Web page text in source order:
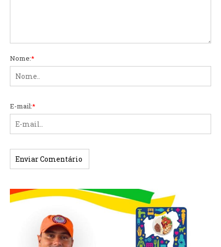
Nome:*
E-mail:*